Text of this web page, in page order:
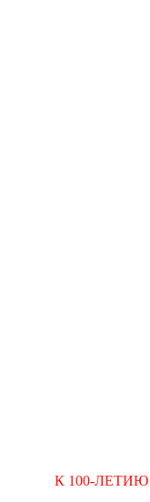
К 100-